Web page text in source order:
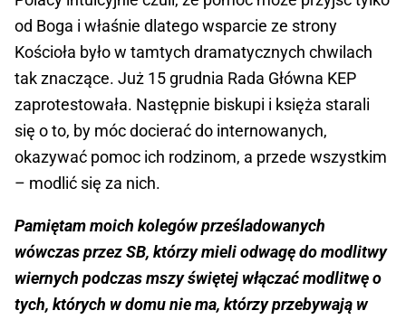
od Boga i właśnie dlatego wsparcie ze strony
Kościoła było w tamtych dramatycznych chwilach
tak znaczące. Już 15 grudnia Rada Główna KEP
zaprotestowała. Następnie biskupi i księża starali
się o to, by móc docierać do internowanych,
okazywać pomoc ich rodzinom, a przede wszystkim
– modlić się za nich.
Pamiętam moich kolegów prześladowanych
wówczas przez SB, którzy mieli odwagę do modlitwy
wiernych podczas mszy świętej włączać modlitwę o
tych, których w domu nie ma, którzy przebywają w